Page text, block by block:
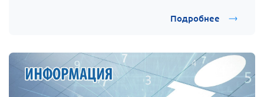
Томская область
Тульская область
Подробнее